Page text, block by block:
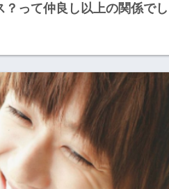
？って仲良し以上の関係でし